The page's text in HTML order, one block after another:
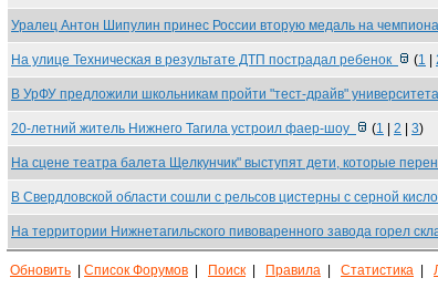
Уралец Антон Шипулин принес России вторую медаль на
На улице Техническая в результате ДТП пострадал ребенок (1
В УрФУ предложили школьникам пройти "тест-драйв" университета
20-летний житель Нижнего Тагила устроил фаер-шоу (1 2 3)
На сцене театра балета Щелкунчик" выступят дети, которые
В Свердловской области сошли с рельсов цистерны с серной
На территории Нижнетагильского пивоваренного завода горел
Обновить Список Форумов Поиск Правила Статистика